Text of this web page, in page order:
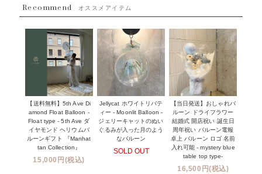
１１０００円以上
NEW YORK MIND - ニューヨークスタイルバルーン
※コンフェッティバルーン -プリント内容-
ハワイウェディングサービス
企業・法人様
ウェディングコンフェッティバルーン特集
実店舗について -大阪 堀江店・名古屋 星ヶ丘店・滋賀 配送
センター店・沖縄 嘉手納基地店-
プリントサービス
前撮り写真バルーン特集
姉妹店＆関連ショップについて
Recommend オススメアイテム
【送料無料】5th Ave Di
amond Float Balloon -
Float type - 5th Ave ダ
イヤモンド ヘリウムバ
ルーンギフト 『Manhat
tan Collection』
15,000円(税込)
Jellycat ホワイトリバテ
ィー - Moonlit Balloon -
ジェリーキャットのぬい
ぐるみが入った月のよう
なバルーン
SOLD OUT
【当日発送】おしゃれバ
ルーン ドライフラワー
結婚式 開店祝い 誕生日
周年祝い バルーン電報
卓上 バルーン ロゴ 名前
入れ可能 - mystery blue
table top type-
16,500円(税込)